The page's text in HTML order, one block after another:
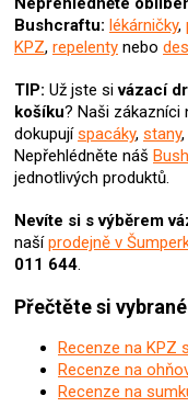
Bushcraftu: lékárničky,
KPZ, repelenty nebo
TIP: Už jste sivázací
košíku? Naši zákazníci
dokupujíspacáky, stany,
Nepřehlédněte náš
jednotlivých produktů.
Nevíte si s výběrem
našíprodejně v
011 644.
Přečtěte si
Recenze na KPZ
Recenze na
Recenze na